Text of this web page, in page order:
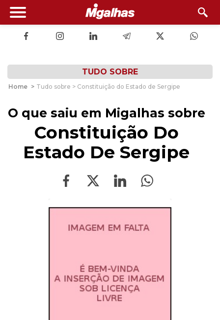
TUDO SOBRE
Home > Tudo sobre > Constituição do Estado de Sergipe
O que saiu em Migalhas sobre
Constituição Do
Estado De Sergipe